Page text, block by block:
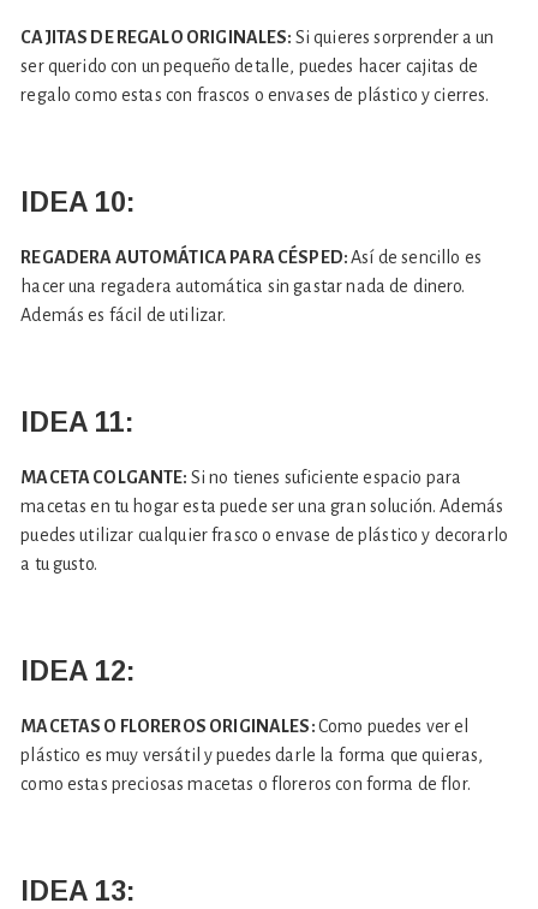
CAJITAS DE REGALO ORIGINALES: Si quieres sorprender a un
ser querido con un pequeño detalle, puedes hacer cajitas de
regalo como estas con frascos o envases de plástico y cierres.
IDEA 10:
REGADERA AUTOMÁTICA PARA CÉSPED:Así de sencillo es
hacer una regadera automática sin gastar nada de dinero.
Además es fácil de utilizar.
IDEA 11:
MACETA COLGANTE: Si no tienes suficiente espacio para
macetas en tu hogar esta puede ser una gran solución. Además
puedes utilizar cualquier frasco o envase de plástico y decorarlo
a tu gusto.
IDEA 12:
MACETAS O FLOREROS ORIGINALES:Como puedes ver el
plástico es muy versátil y puedes darle la forma que quieras,
como estas preciosas macetas o floreros con forma de flor.
IDEA 13: